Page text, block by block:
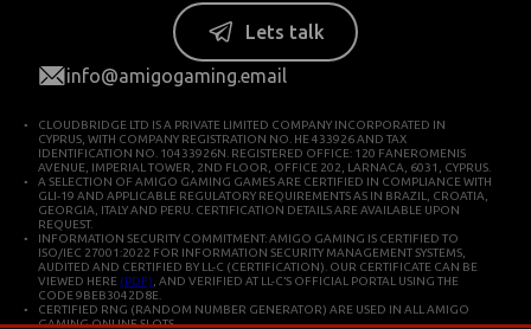
Lets talk
info@amigogaming.email
CLOUDBRIDGE LTD IS A PRIVATE LIMITED COMPANY INCORPORATED IN
CYPRUS, WITH COMPANY REGISTRATION NO. HE 433926 AND TAX
IDENTIFICATION NO. 10433926N. REGISTERED OFFICE: 120 FANEROMENIS
AVENUE, IMPERIAL TOWER, 2ND FLOOR, OFFICE 202, LARNACA, 6031, CYPRUS.
A SELECTION OF AMIGO GAMING GAMES ARE CERTIFIED IN COMPLIANCE WITH
GLI-19 AND APPLICABLE REGULATORY REQUIREMENTS AS IN BRAZIL, CROATIA,
GEORGIA, ITALY AND PERU. CERTIFICATION DETAILS ARE AVAILABLE UPON
REQUEST.
INFORMATION SECURITY COMMITMENT: AMIGO GAMING IS CERTIFIED TO
ISO/IEC 27001:2022 FOR INFORMATION SECURITY MANAGEMENT SYSTEMS,
AUDITED AND CERTIFIED BY LL-C (CERTIFICATION). OUR CERTIFICATE CAN BE
VIEWED HERE (PDF) , AND VERIFIED AT LL-C’S OFFICIAL PORTAL USING THE
CODE 9BEB3042D8E.
CERTIFIED RNG (RANDOM NUMBER GENERATOR) ARE USED IN ALL AMIGO
GAMING ONLINE SLOTS.